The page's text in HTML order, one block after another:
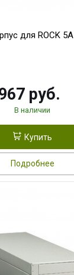
для ROCK 5A
руб.
В наличии
Купить
Подробнее